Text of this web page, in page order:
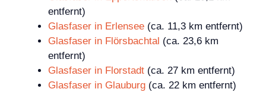
entfernt)
Glasfaser in Erlensee (ca. 11,3 km entfernt)
Glasfaser in Flörsbachtal (ca. 23,6 km
entfernt)
Glasfaser in Florstadt (ca. 27 km entfernt)
Glasfaser in Glauburg (ca. 22 km entfernt)